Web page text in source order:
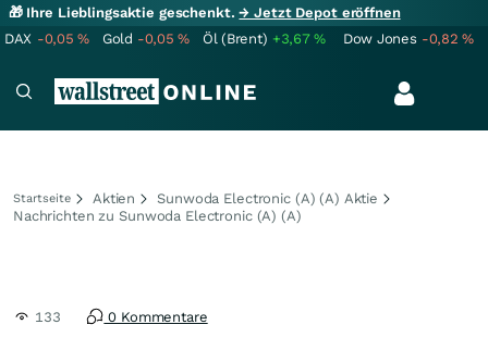
🎁 Ihre Lieblingsaktie geschenkt.→ Jetzt Depot eröffnen
DAX -0,05% Gold -0,05% Öl (Brent) +3,67% Dow Jones -0,82%
Startseite Aktien
Sunwoda Electronic (A) (A) Aktie
Nachrichten zu Sunwoda Electronic (A) (A)
133 0 Kommentare